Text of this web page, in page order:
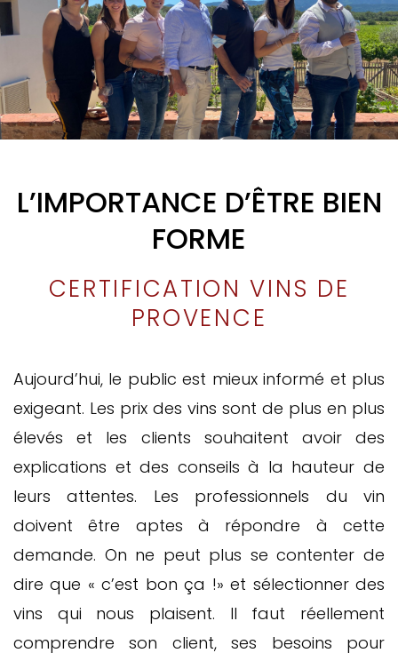
L’IMPORTANCE D’ÊTRE BIEN
FORME
CERTIFICATION VINS DE
PROVENCE
Aujourd’hui, le public est mieux informé et plus
exigeant. Les prix des vins sont de plus en plus
élevés et les clients souhaitent avoir des
explications et des conseils à la hauteur de
leurs attentes. Les professionnels du vin
doivent être aptes à répondre à cette
demande. On ne peut plus se contenter de
dire que « c’est bon ça !» et sélectionner des
vins qui nous plaisent. Il faut réellement
comprendre son client, ses besoins pour